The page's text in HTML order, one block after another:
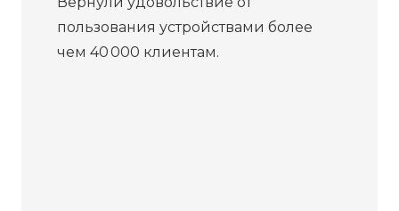
пользования устройствами более
чем 40 000 клиентам.